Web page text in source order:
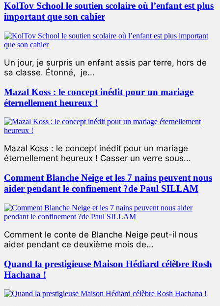
KolTov School le soutien scolaire où l’enfant est plus
important que son cahier
Un jour, je surpris un enfant assis par terre, hors de
sa classe. Étonné, je...
Mazal Koss : le concept inédit pour un mariage
éternellement heureux !
Mazal Koss : le concept inédit pour un mariage
éternellement heureux ! Casser un verre sous...
Comment Blanche Neige et les 7 nains peuvent nous
aider pendant le confinement ?de Paul SILLAM
Comment le conte de Blanche Neige peut-il nous
aider pendant ce deuxième mois de...
Quand la prestigieuse Maison Hédiard célèbre Rosh
Hachana !